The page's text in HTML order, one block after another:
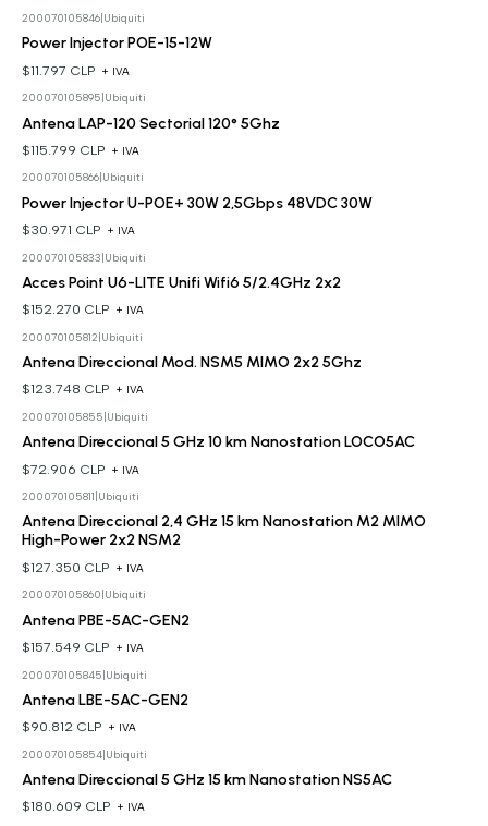
200070105846| Ubiquiti
Power Injector POE-15-12W
$11.797 CLP + IVA
200070105895 Ubiquiti
Antena LAP-120 Sectorial 120° 5Ghz
$115.799 CLP + IVA
200070105866| Ubiquiti
Power Injector U-POE+ 30W 2,5Gbps 48VDC 30W
$30.971 CLP + IVA
200070105833 Ubiquiti
Acces Point U6-LITE Unifi Wifi6 5/2.4GHz 2x2
$152.270 CLP + IVA
200070105812 Ubiquiti
Antena Direccional Mod. NSM5 MIMO 2x2 5Ghz
$123.748 CLP + IVA
200070105855 Ubiquiti
Antena Direccional 5 GHz 10 km Nanostation LOCO5AC
$72.906 CLP + IVA
200070105811 Ubiquiti
Antena Direccional 2,4 GHz 15 km Nanostation M2 MIMO
High-Power 2x2 NSM2
$127.350 CLP + IVA
200070105860 Ubiquiti
Antena PBE-5AC-GEN2
$157.549 CLP + IVA
200070105845 Ubiquiti
Antena LBE-5AC-GEN2
$90.812 CLP + IVA
200070105854| Ubiquiti
Antena Direccional 5 GHz 15 km Nanostation NS5AC
$180.609 CLP + IVA